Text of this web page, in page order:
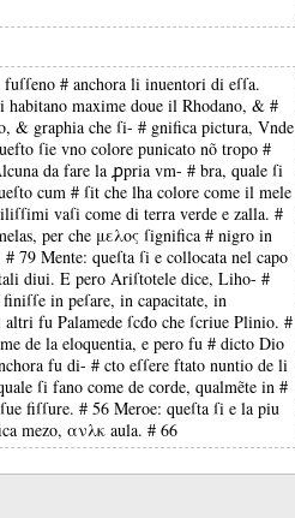
# anchora li inuentori di eſſa.
maxime doue il Rhodano, & #
& graphia che ſi- # gnifica pictura, Vnde
ſie vno colore punicato nõ tropo #
da fare la ꝓpria vm- # bra, quale ſi
cum # ſit che lha colore come il mele
vaſi come di terra verde e zalla. #
per che μελος ſignifica # nigro in
79 Mente: queſta ſi e collocata nel capo
diui. E pero Ariſtotele dice, Liho- #
in peſare, in capacitate, in
fu Palamede ſcđo che ſcriue Plinio. #
de la eloquentia, e pero fu # dicto Dio
fu di- # cto eſſere ftato nuntio de li
ſi fano come de corde, qualmẽte in #
fiſſure. # 56 Meroe: queſta ſi e la piu
mezo, ανλκ aula. # 66